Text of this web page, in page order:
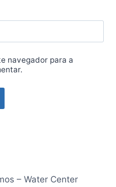
navegador para a
– Water Center